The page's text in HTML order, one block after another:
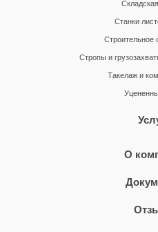
Станки
Строительное
Стропы и
Такелаж и
О